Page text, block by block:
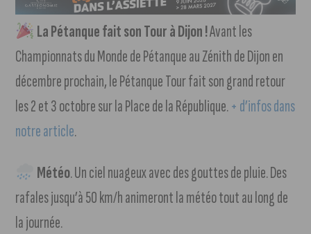
La Pétanque fait son Tour à Dijon !Avant les
Championnats du Monde de Pétanque au Zénith de Dijon en
décembre prochain, le Pétanque Tour fait son grand retour
les 2 et 3 octobre sur la Place de la République.+ d’infos dans
notre article.
Météo. Un ciel nuageux avec des gouttes de pluie. Des
rafales jusqu’à 50 km/h animeront la météo tout au long de
la journée.